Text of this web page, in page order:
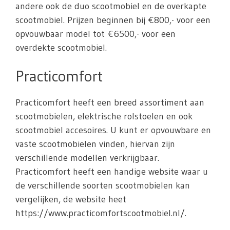
andere ook de duo scootmobiel en de overkapte
scootmobiel. Prijzen beginnen bij €800,- voor een
opvouwbaar model tot €6500,- voor een
overdekte scootmobiel.
Practicomfort
Practicomfort heeft een breed assortiment aan
scootmobielen, elektrische rolstoelen en ook
scootmobiel accesoires. U kunt er opvouwbare en
vaste scootmobielen vinden, hiervan zijn
verschillende modellen verkrijgbaar.
Practicomfort heeft een handige website waar u
de verschillende soorten scootmobielen kan
vergelijken, de website heet
https://www.practicomfortscootmobiel.nl/.